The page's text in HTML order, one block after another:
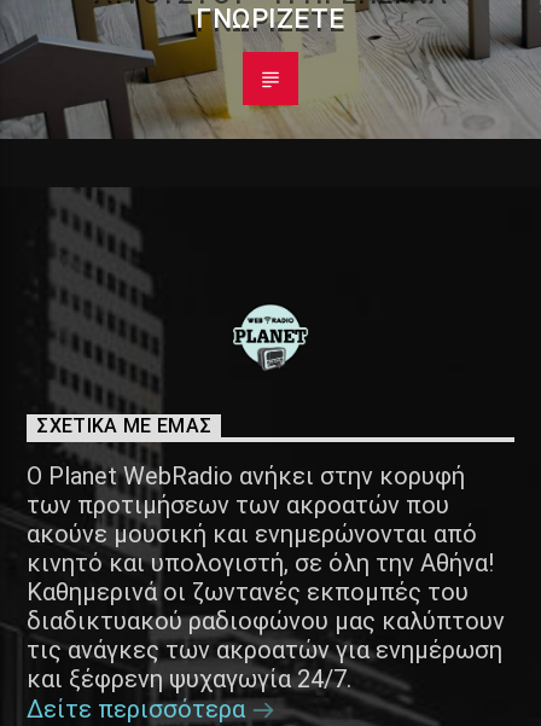
ΓΝΩΡΊΖΕΤΕ
ΣΧΕΤΙΚΑ ΜΕ ΕΜΑΣ
Ο Planet WebRadio ανήκει στην κορυφή
των προτιμήσεων των ακροατών που
ακούνε μουσική και ενημερώνονται από
κινητό και υπολογιστή, σε όλη την Αθήνα!
Καθημερινά οι ζωντανές εκπομπές του
διαδικτυακού ραδιοφώνου μας καλύπτουν
τις ανάγκες των ακροατών για ενημέρωση
και ξέφρενη ψυχαγωγία 24/7.
Δείτε περισσότερα